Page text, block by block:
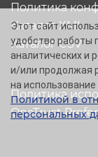
Политика
Каталог XML
Каталог CSV
Политика
OneTrust
Этот сайт
удобство работы
аналитических и
и/или продолжая
на
Политикой в
персональных